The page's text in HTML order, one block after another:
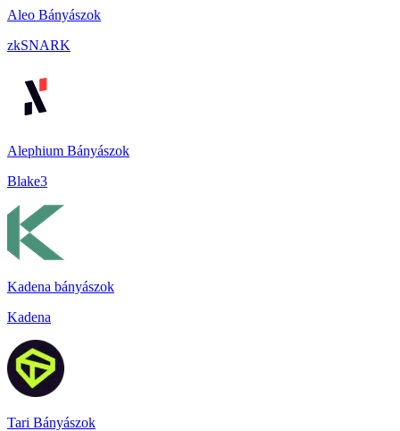
Aleo Bányászok
zkSNARK
Alephium Bányászok
Blake3
Kadena bányászok
Kadena
Tari Bányászok